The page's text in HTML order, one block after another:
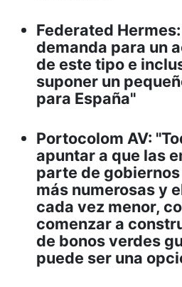
Federated
demanda para un
de este tipo e
suponer un
para España"
Portocolom AV:
apuntar a que las
parte de
más numerosas y
cada vez menor,
comenzar a
de bonos verdes
puede ser una